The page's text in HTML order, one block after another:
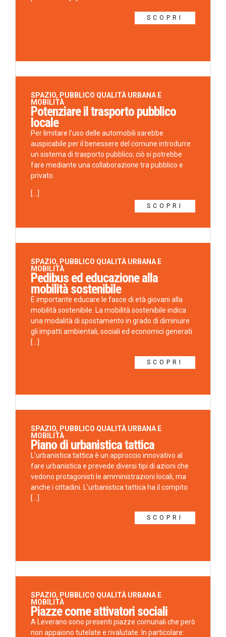
SCOPRI
SPAZIO, PUBBLICO QUALITÀ URBANA E
MOBILITÀ
Potenziare il trasporto pubblico
locale
Per limitare l’uso delle automobili sarebbe
auspicabile per il benessere del comune introdurre
un sistema di trasporto pubblico; ciò si potrebbe
fare mediante una collaborazione tra pubblico e
privato.
[...]
SCOPRI
SPAZIO, PUBBLICO QUALITÀ URBANA E
MOBILITÀ
Pedibus ed educazione alla
mobilità sostenibile
È importante educare le fasce di età giovani alla
mobilità sostenibile. La mobilità sostenibile indica
una modalità di spostamento in grado di diminuire
gli impatti ambientali, sociali ed economici generati
[...]
SCOPRI
SPAZIO, PUBBLICO QUALITÀ URBANA E
MOBILITÀ
Piano di urbanistica tattica
L’urbanistica tattica è un approccio innovativo al
fare urbanistica e prevede diversi tipi di azioni che
vedono protagonisti le amministrazioni locali, ma
anche i cittadini. L’urbanistica tattica ha il compito
[...]
SCOPRI
SPAZIO, PUBBLICO QUALITÀ URBANA E
MOBILITÀ
Piazze come attivatori sociali
A Leverano sono presenti piazze comunali che però
non appaiono tutelate e rivalutate. In particolare: